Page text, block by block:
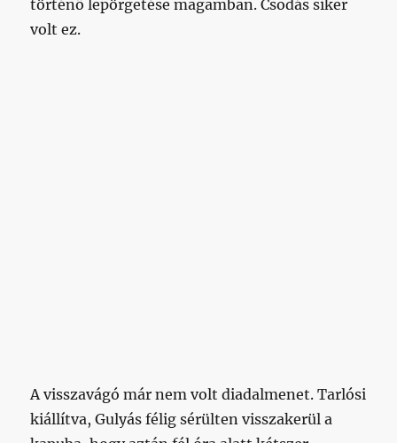
történő lepörgetése magamban. Csodás siker
volt ez.
A visszavágó már nem volt diadalmenet. Tarlósi
kiállítva, Gulyás félig sérülten visszakerül a